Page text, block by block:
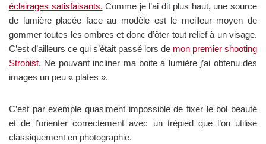
éclairages satisfaisants. Comme je l’ai dit plus haut, une source
de lumière placée face au modèle est le meilleur moyen de
gommer toutes les ombres et donc d’ôter tout relief à un visage.
C’est d’ailleurs ce qui s’était passé lors de mon premier shooting
Strobist. Ne pouvant incliner ma boite à lumière j’ai obtenu des
images un peu « plates ».
C’est par exemple quasiment impossible de fixer le bol beauté
et de l’orienter correctement avec un trépied que l’on utilise
classiquement en photographie.